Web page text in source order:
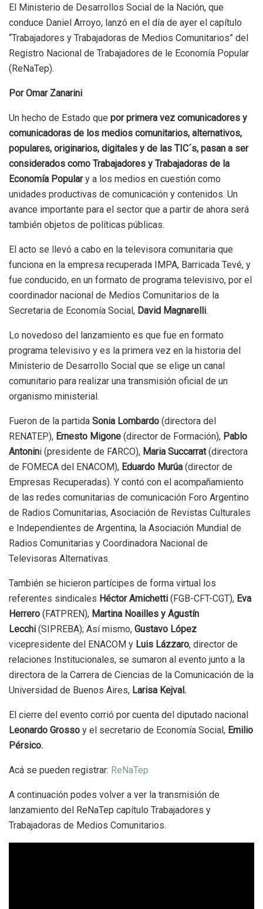
El Ministerio de Desarrollos Social de la Nación, que
conduce Daniel Arroyo, lanzó en el día de ayer el capítulo
“Trabajadores y Trabajadoras de Medios Comunitarios” del
Registro Nacional de Trabajadores de le Economía Popular
(ReNaTep).
Por Omar Zanarini
Un hecho de Estado que por primera vez comunicadores y
comunicadoras de los medios comunitarios, alternativos,
populares, originarios, digitales y de las TIC´s, pasan a ser
considerados como Trabajadores y Trabajadoras de la
Economía Populary a los medios en cuestión como
unidades productivas de comunicación y contenidos. Un
avance importante para el sector que a partir de ahora será
también objetos de políticas públicas.
El acto se llevó a cabo en la televisora comunitaria que
funciona en la empresa recuperada IMPA, Barricada Tevé, y
fue conducido, en un formato de programa televisivo, por el
coordinador nacional de Medios Comunitarios de la
Secretaria de Economía Social, David Magnarelli.
Lo novedoso del lanzamiento es que fue en formato
programa televisivo y es la primera vez en la historia del
Ministerio de Desarrollo Social que se elige un canal
comunitario para realizar una transmisión oficial de un
organismo ministerial.
Fueron de la partida Sonia Lombardo (directora del
RENATEP), Ernesto Migone (director de Formación), Pablo
Antonini (presidente de FARCO), Maria Succarrat(directora
de FOMECA del ENACOM), Eduardo Murúa (director de
Empresas Recuperadas). Y contó con el acompañamiento
de las redes comunitarias de comunicación Foro Argentino
de Radios Comunitarias, Asociación de Revistas Culturales
e Independientes de Argentina, la Asociación Mundial de
Radios Comunitarias y Coordinadora Nacional de
Televisoras Alternativas.
También se hicieron partícipes de forma virtual los
referentes sindicales Héctor Amichetti (FGB-CFT-CGT), Eva
Herrero (FATPREN), Martina Noailles y Agustín
Lecchi (SIPREBA); Así mismo, Gustavo López
vicepresidente del ENACOM y Luis Lázzaro, director de
relaciones Institucionales, se sumaron al evento junto a la
directora de la Carrera de Ciencias de la Comunicación de la
Universidad de Buenos Aires, Larisa Kejval.
El cierre del evento corrió por cuenta del diputado nacional
Leonardo Grosso y el secretario de Economía Social, Emilio
Pérsico.
Acá se pueden registrar: ReNaTep
A continuación podes volver a ver la transmisión de
lanzamiento del ReNaTep capítulo Trabajadores y
Trabajadoras de Medios Comunitarios.